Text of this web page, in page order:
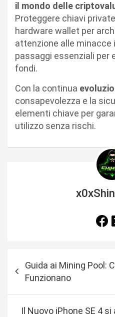
il mondo delle
Proteggere chiavi
hardware wallet per
attenzione alle
passaggi essenziali per
fondi.
Con la continua
consapevolezza e la
elementi chiave per
utilizzo senza rischi.
Guida ai Mining Pool:
Funzionano
Il Nuovo iPhone SE 4